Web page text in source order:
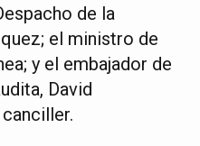
de la
el ministro de
y el embajador de
David